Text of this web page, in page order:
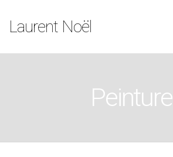
Laurent Noël
Peinture